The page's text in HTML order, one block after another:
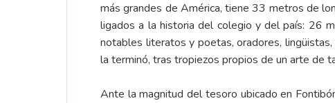
más grandes de América, tiene 33 metros de
ligados a la historia del colegio y del país: 26
notables literatos y poetas, oradores,
la terminó, tras tropiezos propios de un arte de
Ante la magnitud del tesoro ubicado en